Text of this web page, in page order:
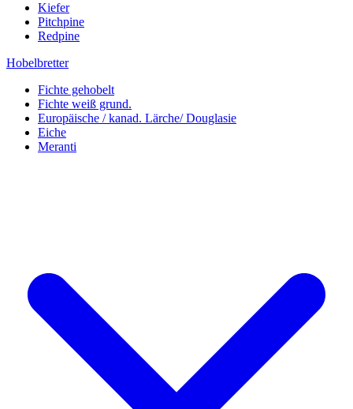
Kiefer
Pitchpine
Redpine
Hobelbretter
Fichte gehobelt
Fichte weiß grund.
Europäische / kanad. Lärche/ Douglasie
Eiche
Meranti